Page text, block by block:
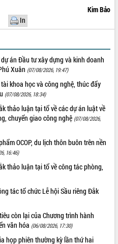
Kim Bảo
In
án Đầu tư xây dựng và kinh doanh
Xuân (07/08/2026, 19:47)
khoa học và công nghệ, thúc đẩy
(07/08/2026, 18:34)
thảo luận tại tổ về các dự án luật về
chuyển giao công nghệ (07/08/2026,
OCOP, du lịch thôn buôn trên nền
16:46)
thảo luận tại tổ về công tác phòng,
tác tổ chức Lễ hội Sầu riêng Đắk
còn lại của Chương trình hành
văn hóa (06/08/2026, 17:30)
họp phiên thường kỳ lần thứ hai